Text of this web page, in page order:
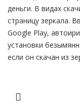
деньги. В видах
страницу зеркала.
Google Play,
установки
если он скачан из